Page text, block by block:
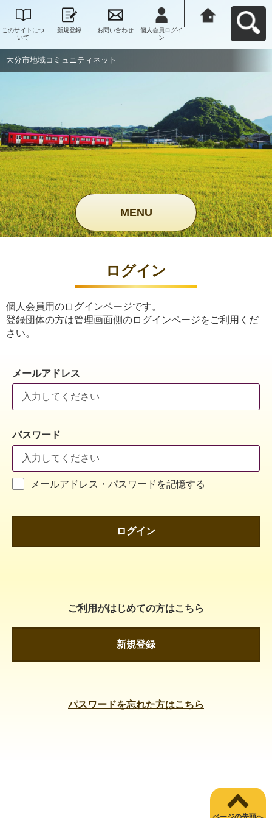
このサイトにつ
いて
新規登録 お問い合わせ
個人会員ログイ
ン
大分市地域コミュニティネット
MENU
ログイン
個人会員用のログインページです。
登録団体の方は管理画面側のログインページをご利用くだ
さい。
メールアドレス
パスワード
メールアドレス・パスワードを記憶する
ログイン
ご利用がはじめての方はこちら
新規登録
パスワードを忘れた方はこちら